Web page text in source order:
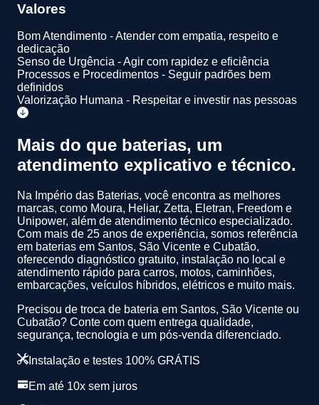
Valores
Bom Atendimento - Atender com empatia, respeito e
dedicação
Senso de Urgência - Agir com rapidez e eficiência
Processos e Procedimentos - Seguir padrões bem
definidos
Valorização Humana - Respeitar e investir nas pessoas
Mais do que baterias, um
atendimento explicativo e técnico.
Na Império das Baterias, você encontra as melhores
marcas, como Moura, Heliar, Zetta, Eletran, Freedom e
Unipower, além de atendimento técnico especializado.
Com mais de 25 anos de experiência, somos referência
em baterias em Santos, São Vicente e Cubatão,
oferecendo diagnóstico gratuito, instalação no local e
atendimento rápido para carros, motos, caminhões,
embarcações, veículos híbridos, elétricos e muito mais.
Precisou de troca de bateria em Santos, São Vicente ou
Cubatão? Conte com quem entrega qualidade,
segurança, tecnologia e um pós-venda diferenciado.
Instalação e testes 100% GRÁTIS
Em até 10x sem juros